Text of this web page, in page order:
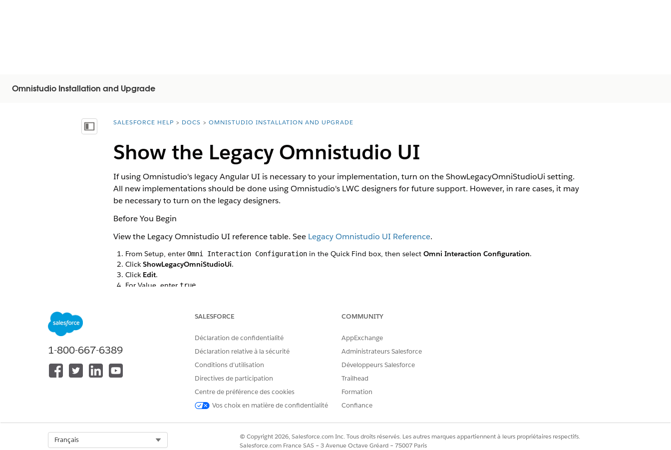
Omnistudio Installation and Upgrade
Afficher la table des matières
You are here:
SALESFORCE HELP DOCS OMNISTUDIO INSTALLATION AND UPGRADE
Show the Legacy Omnistudio UI
If using Omnistudio's legacy Angular UI is necessary to your implementation, turn on the ShowLegacyOmniStudioUi setting.
All new implementations should be done using Omnistudio's LWC designers for future support. However, in rare cases, it may
be necessary to turn on the legacy designers.
Before You Begin
View the Legacy Omnistudio UI reference table. See Legacy Omnistudio UI Reference.
From Setup, enter Omni Interaction Configurationin the Quick Find box, then select Omni Interaction Configuration.
Click ShowLegacyOmniStudioUi.
Click Edit.
For Value, enter true.
CET ARTICLE A-T-IL RÉSOLU VOTRE PROBLÈME ?
Dites-nous ce que nous pouvons améliorer !
1-800-667-6389
SALESFORCE
Déclaration de confidentialité
Déclaration relative à la sécurité
Conditions d’utilisation
Directives de participation
Centre de préférence des cookies
Vos choix en matière de confidentialité
COMMUNITY
AppExchange
Administrateurs Salesforce
Développeurs Salesforce
Trailhead
Formation
Confiance
Français
© Copyright 2026, Salesforce.com Inc. Tous droits réservés. Les autres marques appartiennent à leurs propriétaires respectifs.
Salesforce.com France SAS – 3 Avenue Octave Gréard – 75007 Paris